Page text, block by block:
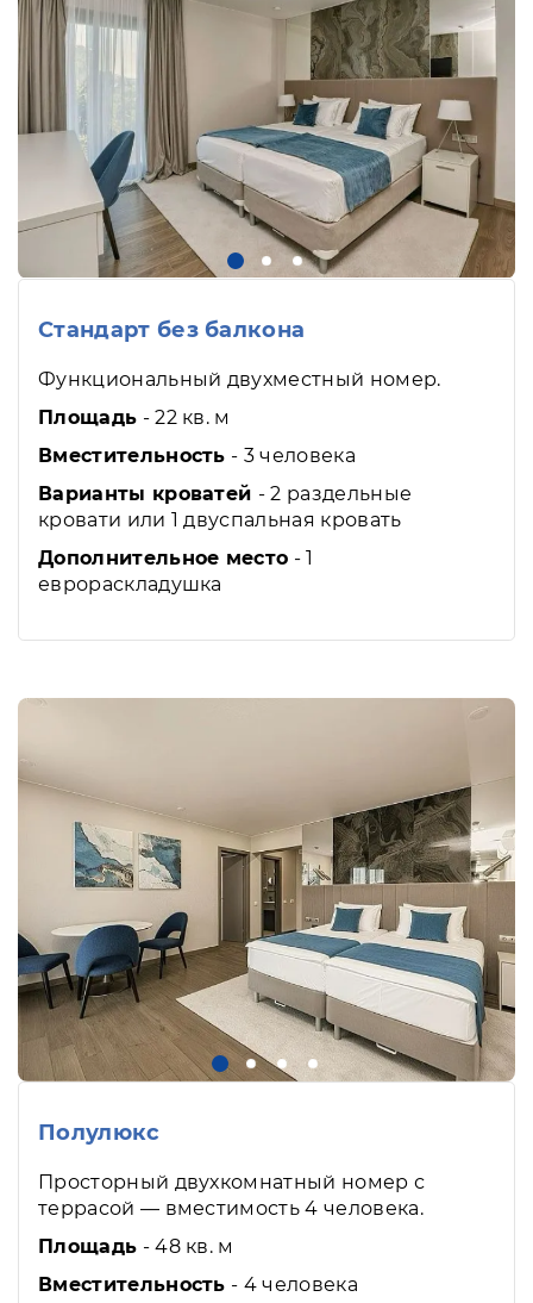
Стандарт без балкона
Функциональный двухместный номер.
Площадь - 22 кв. м
Вместительность - 3 человека
Варианты кроватей - 2 раздельные
кровати или 1 двуспальная кровать
Дополнительное место - 1
еврораскладушка
Полулюкс
Просторный двухкомнатный номер с
террасой — вместимость 4 человека.
Площадь - 48 кв. м
Вместительность - 4 человека